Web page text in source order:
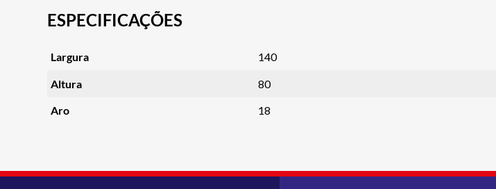
ESPECIFICAÇÕES
Largura 140
Altura 80
Aro 18